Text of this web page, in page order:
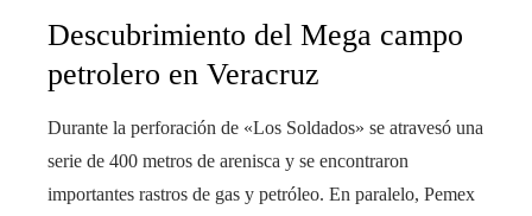
Descubrimiento del Mega campo
petrolero en Veracruz
Durante la perforación de «Los Soldados» se atravesó una
serie de 400 metros de arenisca y se encontraron
importantes rastros de gas y petróleo. En paralelo, Pemex